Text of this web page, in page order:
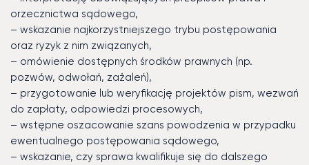
orzecznictwa sądowego,
– wskazanie najkorzystniejszego trybu postępowania
oraz ryzyk z nim związanych,
– omówienie dostępnych środków prawnych (np.
pozwów, odwołań, zażaleń),
– przygotowanie lub weryfikację projektów pism, wezwań
do zapłaty, odpowiedzi procesowych,
– wstępne oszacowanie szans powodzenia w przypadku
ewentualnego postępowania sądowego,
– wskazanie, czy sprawa kwalifikuje się do dalszego